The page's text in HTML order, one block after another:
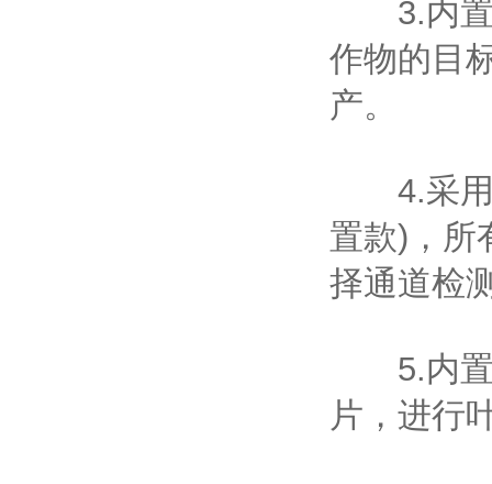
3.内置
作物的目
产。
4.采用
置款)，所
择通道检
5.内置
片，进行